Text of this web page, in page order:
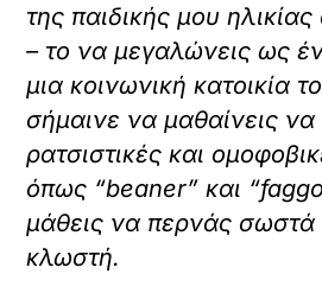
της παιδικής μου
– το να μεγαλώνεις ως
μια κοινωνική κατοικία
σήμαινε να μαθαίνεις να
ρατσιστικές και
όπως “beaner” και
μάθεις να περνάς σωστά
κλωστή.